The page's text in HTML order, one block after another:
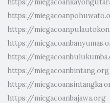
https://
https://
https://
https://
https://
https://miegacoanbintang.org
https://
https://miegacoanbajawa.org